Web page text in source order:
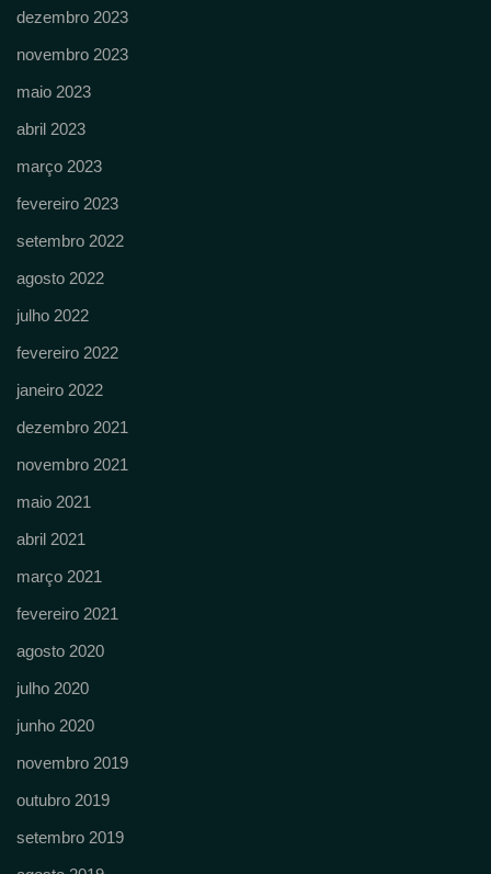
dezembro 2023
novembro 2023
maio 2023
abril 2023
março 2023
fevereiro 2023
setembro 2022
agosto 2022
julho 2022
fevereiro 2022
janeiro 2022
dezembro 2021
novembro 2021
maio 2021
abril 2021
março 2021
fevereiro 2021
agosto 2020
julho 2020
junho 2020
novembro 2019
outubro 2019
setembro 2019